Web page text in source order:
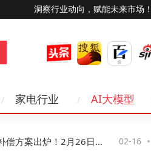
洞察行业动向，赋能未来市场
家电行业 AI大模型
方案出炉！2月26日启 02-16
新春成都：老字号“破